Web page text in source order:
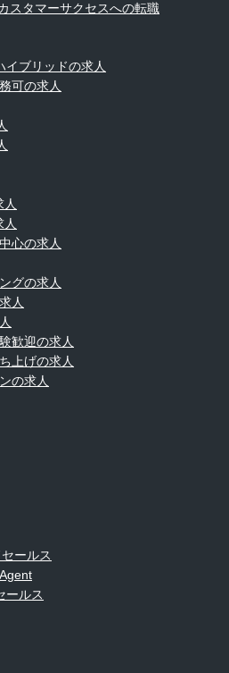
スタマーサクセスへの転職
イブリッドの求人
可の求人
人
人
心の求人
グの求人
人
歓迎の求人
上げの求人
の求人
ールス
ールス